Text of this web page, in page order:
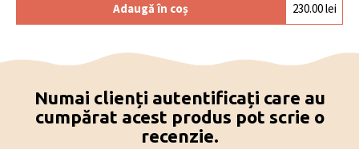
Adaugă în coș 230.00lei
Numai clienți autentificați care au
cumpărat acest produs pot scrie o
recenzie.